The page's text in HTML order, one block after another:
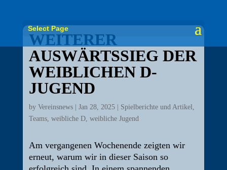
Select Page
WEITERER
AUSWÄRTSSIEG DER
WEIBLICHEN D-
JUGEND
by Vereinsnews| Jan 28, 2025| Spielberichte und Artikel,
Teams, weibliche D, weibliche Jugend
Am vergangenen Wochenende zeigten wir
erneut, warum wir in dieser Saison so